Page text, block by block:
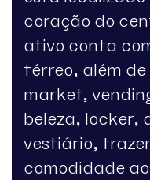
coração do
ativo conta
térreo, além
market,
beleza, locker,
vestiário,
comodidade